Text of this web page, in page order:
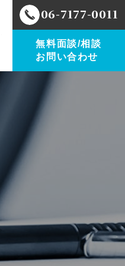
06-7177-0011
無料面談/相談
お問い合わせ